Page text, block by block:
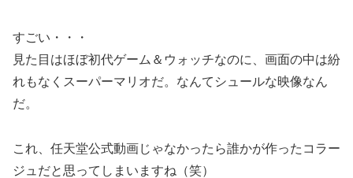
すごい・・・
見た目はほぼ初代ゲーム＆ウォッチなのに、画面の中は紛
れもなくスーパーマリオだ。なんてシュールな映像なん
だ。
これ、任天堂公式動画じゃなかったら誰かが作ったコラー
ジュだと思ってしまいますね（笑）